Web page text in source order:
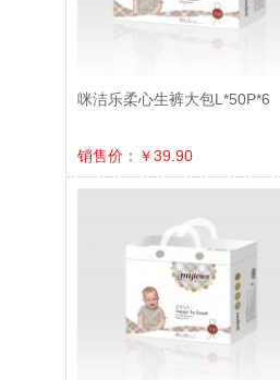
咪洁乐柔心生裤大包L*50P*6
销售价：￥39.90